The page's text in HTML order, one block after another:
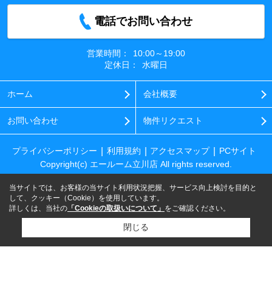
電話でお問い合わせ
営業時間：
10:00～19:00
定休日：
水曜日
ホーム 会社概要
お問い合わせ 物件リクエスト
プライバシーポリシー 利用規約 アクセスマップ
PCサイト
Copyright(c) エールーム立川店 All rights reserved.
当サイトでは、お客様の当サイト利用状況把握、サービス向上検討を目的と
して、クッキー（Cookie）を使用しています。
詳しくは、当社の 「Cookieの取扱いについて」 をご確認ください。
閉じる